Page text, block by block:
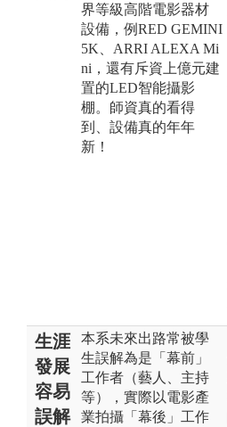
界等級高階電影器材
設備，例RED GEMINI
5K、ARRI ALEXA Mi
ni，還有斥資上億元建
置的LED智能攝影
棚。師資真的看得
到、設備真的年年
新！
生涯
發展
容易
誤解
本系未來出路常被學
生誤解為是「幕前」
工作者（藝人、主持
等），實際以電影產
業拍攝「幕後」工作